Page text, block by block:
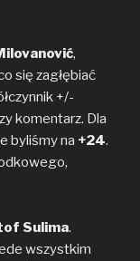
,
się zagłębiać
+/-
komentarz. Dla
byliśmy na +24.
Sulima.
wszystkim